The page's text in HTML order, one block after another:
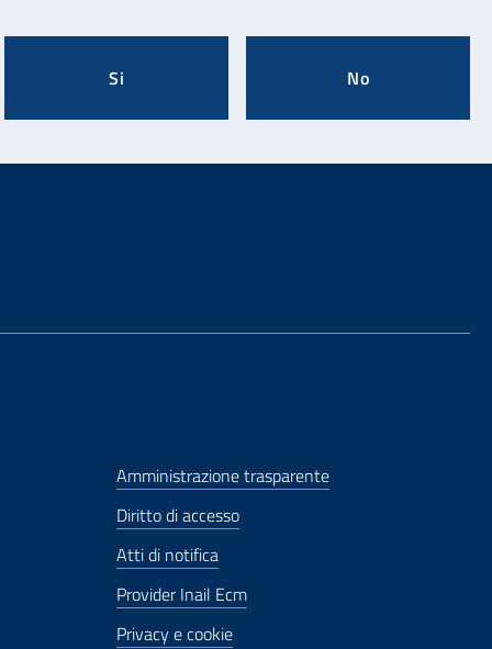
Si No
Amministrazione trasparente
Diritto di accesso
Atti di notifica
Provider Inail Ecm
Privacy e cookie